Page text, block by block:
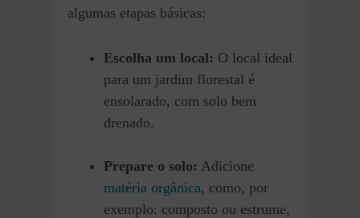
algumas etapas básicas:
Escolha um local: O local ideal
para um jardim florestal é
ensolarado, com solo bem
drenado.
Prepare o solo: Adicione
matéria orgânica, como, por
exemplo: composto ou estrume,